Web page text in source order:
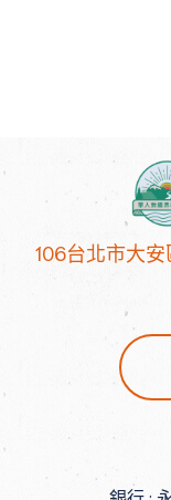
106台北市大